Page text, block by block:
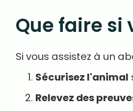
Que faire si
Si vous assistez à un
Sécurisez l'animal
Relevez des